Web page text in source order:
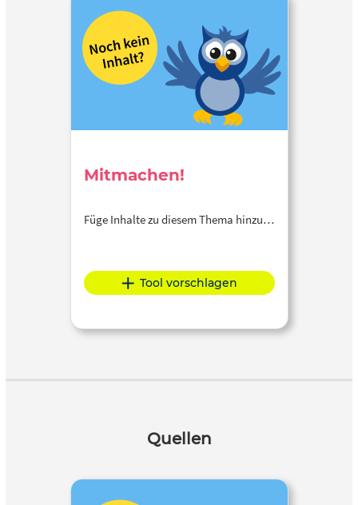
Mitmachen!
Füge Inhalte zu diesem Thema hinzu…
Tool vorschlagen
Quellen